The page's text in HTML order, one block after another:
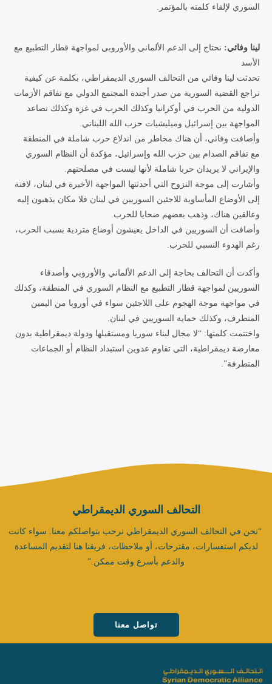
السوري لإلقاء كلمته بالمؤتمر.
لينا وفائي: نحتاج إلى الدعم الألماني والأوروبي لمواجهة قطار التطبيع مع
الأسد
تحدثت لينا وفائي من التحالف السوري الديمقراطي، بكلمة عن كيفية
تراجع القضية السورية من صدر أجندة المجتمع الدولي مع تفاقم الأزمات
الدولية من الحرب في أوكرانيا وكذلك الحرب في غزة وكذلك تصاعد
المواجهة بين إسرائيل وميليشيات حزب الله اللبناني.
وأضافت وفائي، أن هناك مخاطر من اندلاع حرب شاملة في المنطقة
مع تفاقم الصدام بين حزب الله وإسرائيل، مؤكدة أن النظام السوري
والإيراني لا يريدان حربا شاملة لأنها ليست في مصلحتهم.
وأشارت إلى موجة النزوح التي أحدثتها المواجهة الأخيرة في لبنان، لافتة
إلى الأوضاع المأساوية للاجئين السوريين في لبنان فلا مكان يذهبون إليه
وعالقين هناك، وذهب بعضهم ضحايا للحرب.
وأضافت أن السوريين في الداخل يعيشون أوضاع متردية بسبب الحرب،
رغم الهدوء النسبي للحرب.
وأكدت أن التحالف بحاجة إلى الدعم الألماني والأوروبي وأصدقاء
السوريين لمواجهة قطار التطبيع مع النظام السوري في المنطقة، وكذلك
في مواجهة موجة الهجوم على اللاجئين سواء في أوروبا من اليمين
المتطرف، وكذلك حماية السوريين في لبنان.
واختتمت كلمتها: “لا مجال لبناء سوريا ومستقبلها ودولة ديمقراطية بدون
معارضة ديمقراطية، التي تقاوم عدوين استبداد النظام أو الجماعات
المتطرفة”.
التحالف السوري الديمقراطي
“نحن في التحالف السوري الديمقراطي نرحب بتواصلكم معنا. سواء كانت
لديكم استفسارات، مقترحات، أو ملاحظات، فريقنا هنا لتقديم المساعدة
والدعم بأسرع وقت ممكن.”
تواصل معنا